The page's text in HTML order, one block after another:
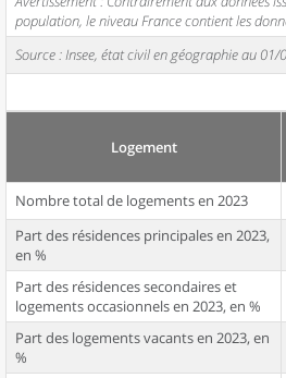
population, le niveau France contient les
Source : Insee, état civil en géographie au
Logement
Nombre total de logements en 2023
Part des résidences principales en 2023,
en %
Part des résidences secondaires et
logements occasionnels en 2023, en %
Part des logements vacants en 2023, en
%